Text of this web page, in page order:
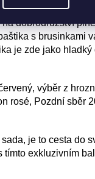
dobrodružství
s brusinkami
je zde jako
výběr z
rosé, Pozdní sběr
je to cesta do
tímto exkluzivním